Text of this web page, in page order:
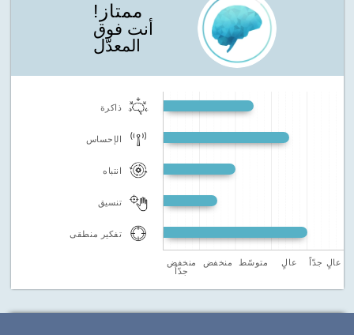
ممتاز!
أنت فوق
المعدّل
ذاكرة
الإحساس
انتباه
تنسيق
تفكير منطقى
منخفض
جدّاً
منخفض متوسّط عالٍ عالٍ جدّاً